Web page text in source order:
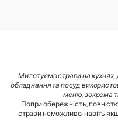
Ми готуємо страви на
обладнання та посуд
меню, зокрема
Попри обережність,
страви неможливо, навіть